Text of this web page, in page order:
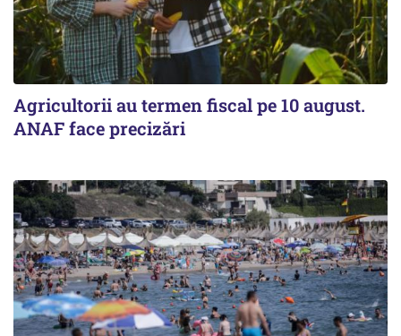
Agricultorii au termen fiscal pe 10 august.
ANAF face precizări